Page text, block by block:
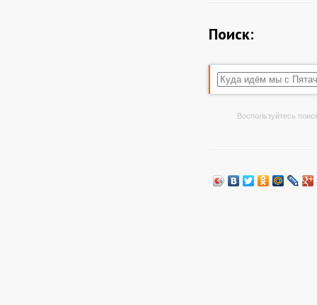
Поиск:
Воспользуйтесь